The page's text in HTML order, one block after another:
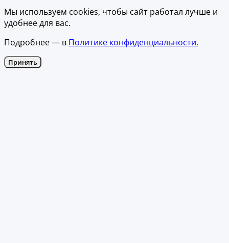
Мы используем cookies, чтобы сайт работал лучше и
удобнее для вас.
Подробнее — в Политике конфиденциальности.
Принять